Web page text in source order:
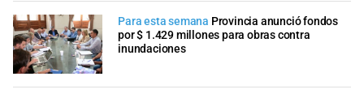
Para esta semana Provincia anunció fondos
por $ 1.429 millones para obras contra
inundaciones